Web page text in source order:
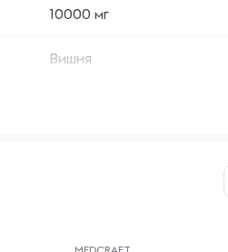
10000 мг
Вишня